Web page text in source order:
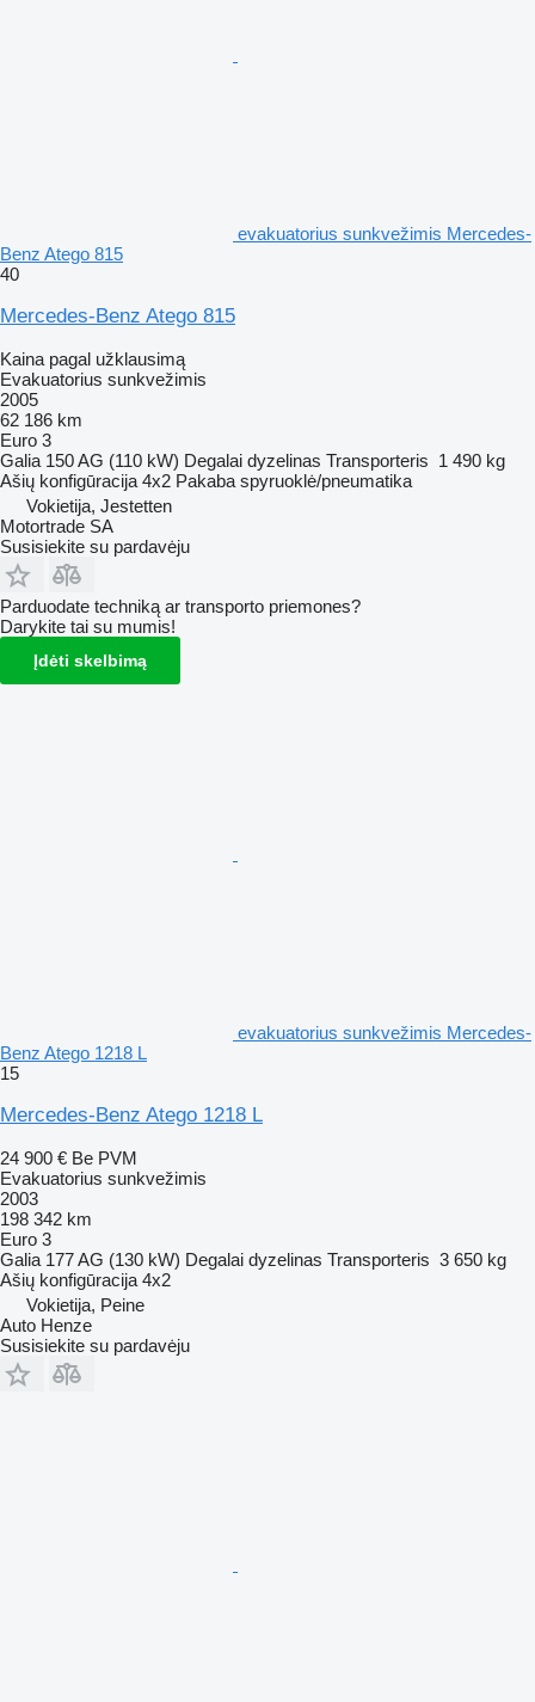
evakuatorius sunkvežimis Mercedes-
Benz Atego 815
40
Mercedes-Benz Atego 815
Kaina pagal užklausimą
Evakuatorius sunkvežimis
2005
62 186 km
Euro 3
Galia 150 AG (110 kW) Degalai dyzelinas Transporteris 1 490 kg
Ašių konfigūracija 4x2 Pakaba spyruoklė/pneumatika
Vokietija, Jestetten
Motortrade SA
Susisiekite su pardavėju
Parduodate techniką ar transporto priemones?
Darykite tai su mumis!
Įdėti skelbimą
evakuatorius sunkvežimis Mercedes-
Benz Atego 1218 L
15
Mercedes-Benz Atego 1218 L
24 900 € Be PVM
Evakuatorius sunkvežimis
2003
198 342 km
Euro 3
Galia 177 AG (130 kW) Degalai dyzelinas Transporteris 3 650 kg
Ašių konfigūracija 4x2
Vokietija, Peine
Auto Henze
Susisiekite su pardavėju